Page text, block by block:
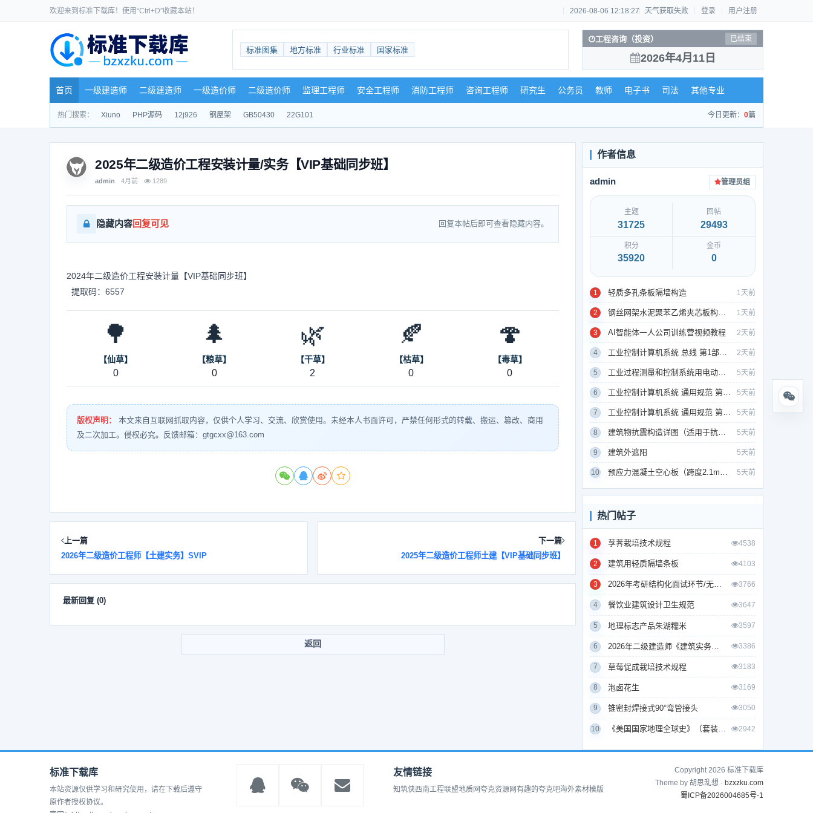
欢迎来到标准下载库！使用“Ctrl+D”收藏本站！ 2026-08-06 12:18:27 天气获取失败 登录 用户注册
标准图集 地方标准 行业标准 国家标准
工程咨询（投资） 已结束
2026年4月11日
首页 一级建造师 二级建造师 一级造价师 二级造价师 监理工程师 安全工程师 消防工程师 咨询工程师 研究生 公务员 教师 电子书 司法 其他专业
热门搜索： Xiuno PHP源码 12j926 钢屋架 GB50430 22G101 今日更新： 0篇
2025年二级造价工程安装计量/实务【VIP基础同步班】
admin 4月前 1289
隐藏内容回复可见 回复本帖后即可查看隐藏内容。
2024年二级造价工程安装计量【VIP基础同步班】
提取码：6557
🌳
【仙草】
0
🌲
【粮草】
0
🌿
【干草】
2
🍂
【枯草】
0
🍄
【毒草】
0
版权声明：
本文来自互联网抓取内容，仅供个人学习、交流、欣赏使用。未经本人书面许可，严禁任何形式的转载、搬运、篡改、商用
及二次加工。侵权必究。反馈邮箱：gtgcxx@163.com
上一篇
2026年二级造价工程师【土建实务】SVIP
下一篇
2025年二级造价工程师土建【VIP基础同步班】
最新回复 (0)
返回
admin 管理员组
主题
31725
回帖
29493
积分
35920
金币
0
1 轻质多孔条板隔墙构造 1天前
2 1天前
3 AI智能体一人公司训练营视频教程 2天前
4 2天前
5 5天前
6 5天前
7 5天前
8 5天前
9 建筑外遮阳 5天前
10 5天前
热门帖子
1 莩荠栽培技术规程 4538
2 建筑用轻质隔墙条板 4103
3 2026年考研结构化面试环节/无领导小组面试环节/面试技巧及简历书写 3766
4 餐饮业建筑设计卫生规范 3647
5 地理标志产品朱湖糯米 3597
6 3386
7 草莓促成栽培技术规程 3183
8 泡卤花生 3169
9 锥密封焊接式90°弯管接头 3050
10 《美国国家地理全球史》（套装全10册） 2942
标准下载库
本站资源仅供学习和研究使用，请在下载后遵守
原作者授权协议。
友情链接
知筑侠西南工程联盟地质网夸克资源网有趣的夸克吧海外素材模版
Copyright 2026 标准下载库
Theme by 胡思乱想 · bzxzku.com
蜀ICP备2026004685号-1